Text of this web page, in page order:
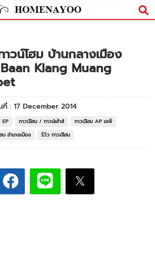
วน์โฮม บ้านกลางเมือง
Klang Muang
: 17 December 2014
EP ทาวน์โฮม / ทาวน์เฮ้าส์
ทาวน์โฮม AP เอพี
ม อำเภอเมือง รีวิว ทาวน์โฮม